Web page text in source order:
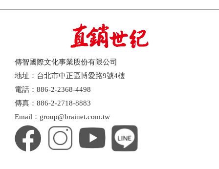
傳智國際文化事業股份有限公司
地址：台北市中正區博愛路9號4樓
電話：886-2-2368-4498
傳真：886-2-2718-8883
Email：group@brainet.com.tw